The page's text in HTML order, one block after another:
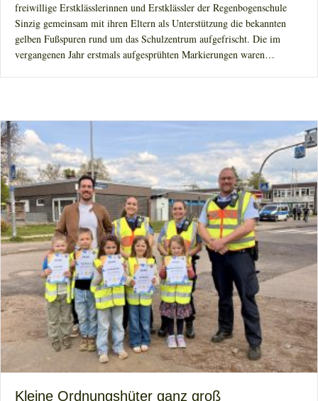
freiwillige Erstklässlerinnen und Erstklässler der Regenbogenschule
Sinzig gemeinsam mit ihren Eltern als Unterstützung die bekannten
gelben Fußspuren rund um das Schulzentrum aufgefrischt. Die im
vergangenen Jahr erstmals aufgesprühten Markierungen waren…
Kleine Ordnungshüter ganz groß